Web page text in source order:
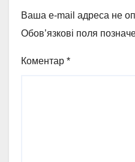
Ваша e-mail адреса не
Обов’язкові поля
Коментар *